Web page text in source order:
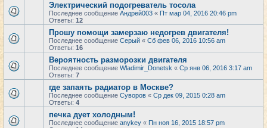
Электрический подогреватель тосола
Последнее сообщение Андрей003 « Пт мар 04, 2016 20:46 pm
Ответы: 12
Прошу помощи замерзаю недогрев двигателя!
Последнее сообщение Серый « Сб фев 06, 2016 10:56 am
Ответы: 16
Вероятность разморозки двигателя
Последнее сообщение Wladimir_Donetsk « Ср янв 06, 2016 3:17 am
Ответы: 7
где запаять радиатор в Москве?
Последнее сообщение Суворов « Ср дек 09, 2015 0:28 am
Ответы: 4
печка дует холодным!
Последнее сообщение anykey « Пн ноя 16, 2015 18:57 pm